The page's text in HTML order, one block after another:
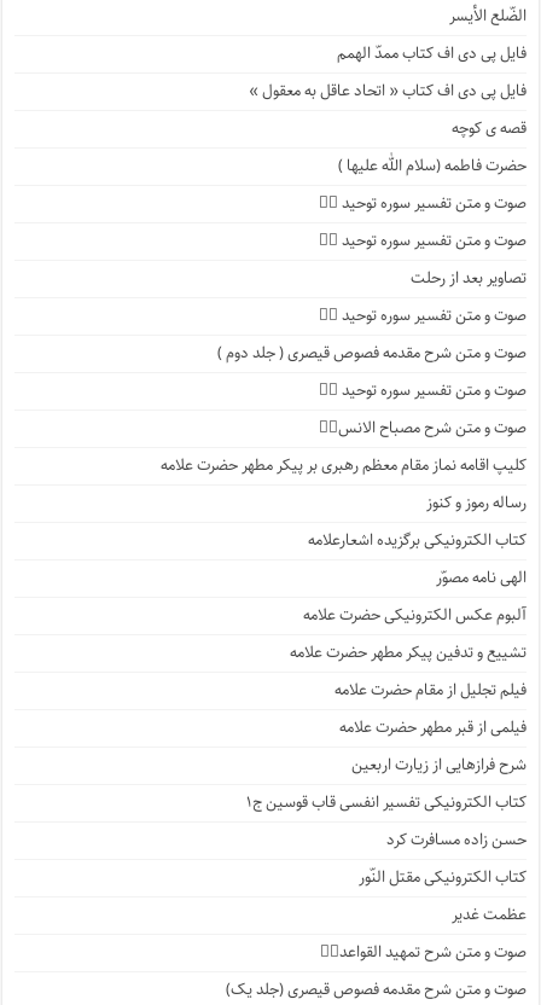
الضّلع الأیسر
فایل پی دی اف کتاب ممدّ الهمم
فایل پی دی اف کتاب « اتحاد عاقل به معقول »
قصه ی کوچه
حضرت فاطمه (سلام الله علیها )
صوت و متن تفسیر سوره توحید ۴️⃣
صوت و متن تفسیر سوره توحید ۳️⃣
تصاویر بعد از رحلت
صوت و متن تفسیر سوره توحید ۲️⃣
صوت و متن شرح مقدمه فصوص قیصری ( جلد دوم )
صوت و متن تفسیر سوره توحید ۱️⃣
صوت و متن شرح مصباح الانس۸⃣
کلیپ اقامه نماز مقام معظم رهبری بر پیکر مطهر حضرت علامه
رساله رموز و کنوز
کتاب الکترونیکی برگزیده اشعارعلامه
الهی نامه مصوّر
آلبوم عکس الکترونیکی حضرت علامه
تشییع و تدفین پیکر مطهر حضرت علامه
فیلم تجلیل از مقام حضرت علامه
فیلمی از قبر مطهر حضرت علامه
شرح فرازهایی از زیارت اربعین
کتاب الکترونیکی تفسیر انفسی قاب قوسین ج۱
حسن زاده مسافرت کرد
کتاب الکترونیکی مقتل النّور
عظمت غدیر
صوت و متن شرح تمهید القواعد۱️⃣
صوت و متن شرح مقدمه فصوص قیصری (جلد یک)